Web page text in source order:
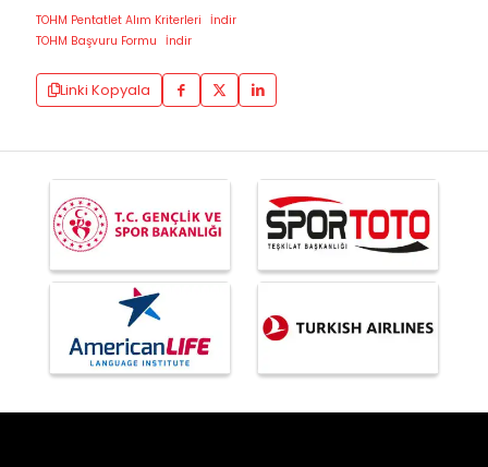
TOHM Pentatlet Alım Kriterleri İndir
TOHM Başvuru Formu İndir
Linki Kopyala